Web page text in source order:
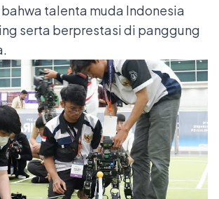
talenta muda Indonesia
serta berprestasi di panggung